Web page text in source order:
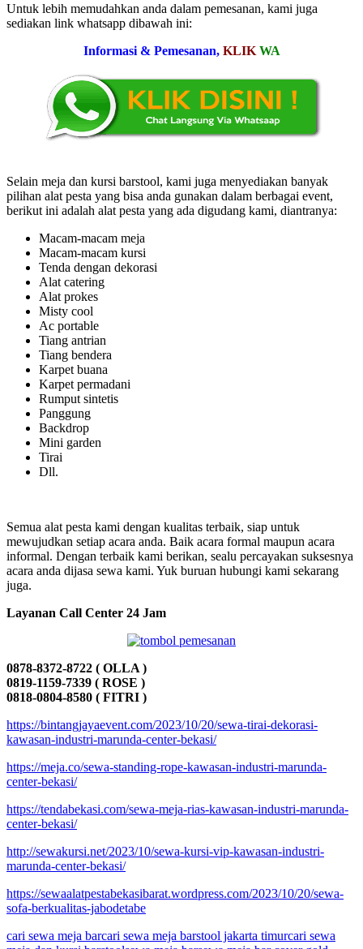
Untuk lebih memudahkan anda dalam pemesanan, kami juga
sediakan link whatsapp dibawah ini:
Informasi & Pemesanan, KLIK WA
Selain meja dan kursi barstool, kami juga menyediakan banyak
pilihan alat pesta yang bisa anda gunakan dalam berbagai event,
berikut ini adalah alat pesta yang ada digudang kami, diantranya:
Macam-macam meja
Macam-macam kursi
Tenda dengan dekorasi
Alat catering
Alat prokes
Misty cool
Ac portable
Tiang antrian
Tiang bendera
Karpet buana
Karpet permadani
Rumput sintetis
Panggung
Backdrop
Mini garden
Tirai
Dll.
Semua alat pesta kami dengan kualitas terbaik, siap untuk
mewujudkan setiap acara anda. Baik acara formal maupun acara
informal. Dengan terbaik kami berikan, sealu percayakan suksesnya
acara anda dijasa sewa kami. Yuk buruan hubungi kami sekarang
juga.
Layanan Call Center 24 Jam
0878-8372-8722 ( OLLA )
0819-1159-7339 ( ROSE )
0818-0804-8580 ( FITRI )
https://bintangjayaevent.com/2023/10/20/sewa-tirai-dekorasi-
kawasan-industri-marunda-center-bekasi/
https://meja.co/sewa-standing-rope-kawasan-industri-marunda-
center-bekasi/
https://tendabekasi.com/sewa-meja-rias-kawasan-industri-marunda-
center-bekasi/
http://sewakursi.net/2023/10/sewa-kursi-vip-kawasan-industri-
marunda-center-bekasi/
https://sewaalatpestabekasibarat.wordpress.com/2023/10/20/sewa-
sofa-berkualitas-jabodetabe
cari sewa meja barcari sewa meja barstool jakarta timurcari sewa